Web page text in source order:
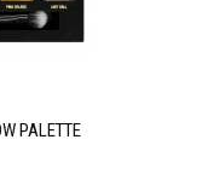
PALETTE